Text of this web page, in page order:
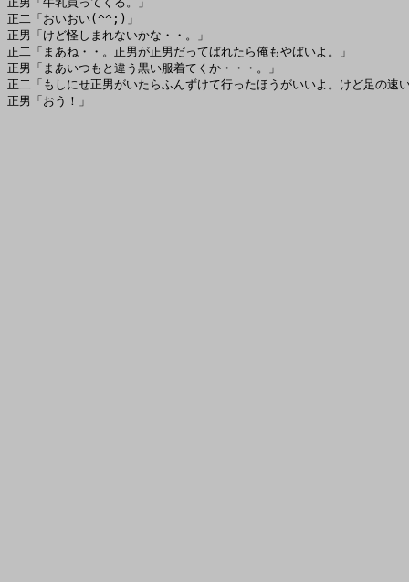
正二「おいおい(^^;)」
正男「けど怪しまれないかな・・。」
正二「まあね・・。正男が正男だってばれたら俺もやばいよ。」
正男「まあいつもと違う黒い服着てくか・・・。」
正二「もしにせ正男がいたらふんずけて行ったほうがいいよ。けど足の速